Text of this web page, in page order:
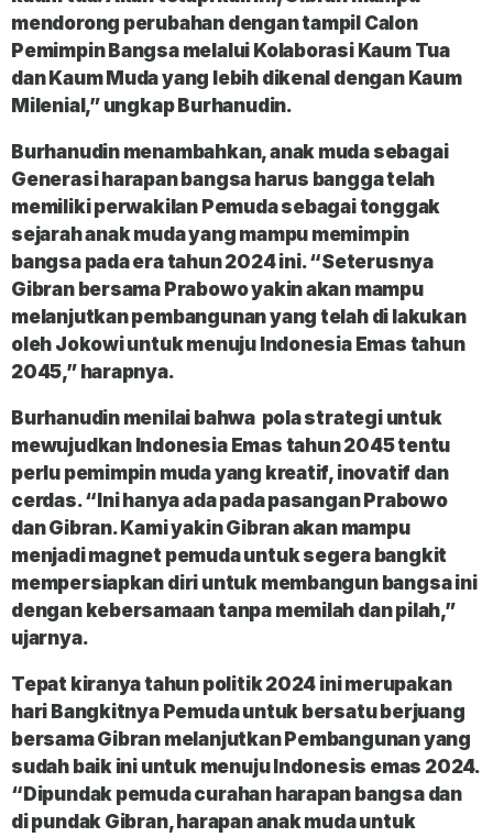
mendorong perubahan dengan tampil Calon
Pemimpin Bangsa melalui Kolaborasi Kaum Tua
dan Kaum Muda yang lebih dikenal dengan Kaum
Milenial,” ungkap Burhanudin.
Burhanudin menambahkan, anak muda sebagai
Generasi harapan bangsa harus bangga telah
memiliki perwakilan Pemuda sebagai tonggak
sejarah anak muda yang mampu memimpin
bangsa pada era tahun 2024 ini. “Seterusnya
Gibran bersama Prabowo yakin akan mampu
melanjutkan pembangunan yang telah di lakukan
oleh Jokowi untuk menuju Indonesia Emas tahun
2045,” harapnya.
Burhanudin menilai bahwa pola strategi untuk
mewujudkan Indonesia Emas tahun 2045 tentu
perlu pemimpin muda yang kreatif, inovatif dan
cerdas. “Ini hanya ada pada pasangan Prabowo
dan Gibran. Kami yakin Gibran akan mampu
menjadi magnet pemuda untuk segera bangkit
mempersiapkan diri untuk membangun bangsa ini
dengan kebersamaan tanpa memilah dan pilah,”
ujarnya.
Tepat kiranya tahun politik 2024 ini merupakan
hari Bangkitnya Pemuda untuk bersatu berjuang
bersama Gibran melanjutkan Pembangunan yang
sudah baik ini untuk menuju Indonesis emas 2024.
“Dipundak pemuda curahan harapan bangsa dan
di pundak Gibran, harapan anak muda untuk